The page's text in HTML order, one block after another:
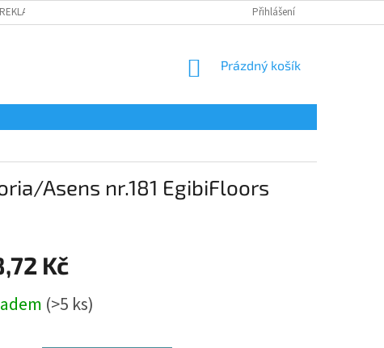
REKLAMAČNÍ FORMULÁŘ Přihlášení
NÁKUPNÍ
Prázdný košík
Asens nr.181 EgibiFloors
Kč
(>5 ks)